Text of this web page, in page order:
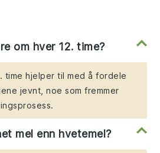
om hver 12. time?
time hjelper til med å fordele
jevnt, noe som fremmer
mel enn hvetemel?